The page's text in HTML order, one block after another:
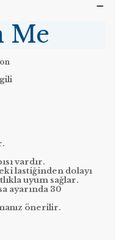
Me
vardır.
lastiğinden dolayı
uyum sağlar.
ayarında 30
önerilir.